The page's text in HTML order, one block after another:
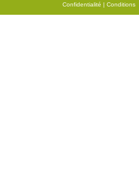
Confidentialité | Conditions